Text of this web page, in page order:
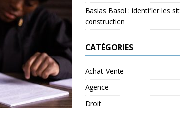
Basias Basol : identifier les
construction
CATÉGORIES
Achat-Vente
Agence
Droit